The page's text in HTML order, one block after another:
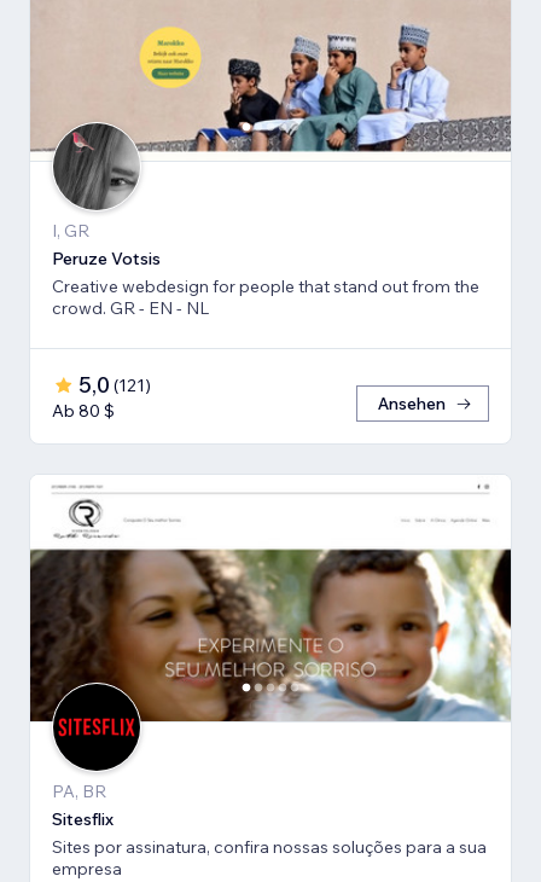
I, GR
Peruze Votsis
Creative webdesign for people that stand out from the
crowd. GR - EN - NL
5,0 (121)
Ab 80 $
Ansehen
PA, BR
Sitesflix
Sites por assinatura, confira nossas soluções para a sua
empresa